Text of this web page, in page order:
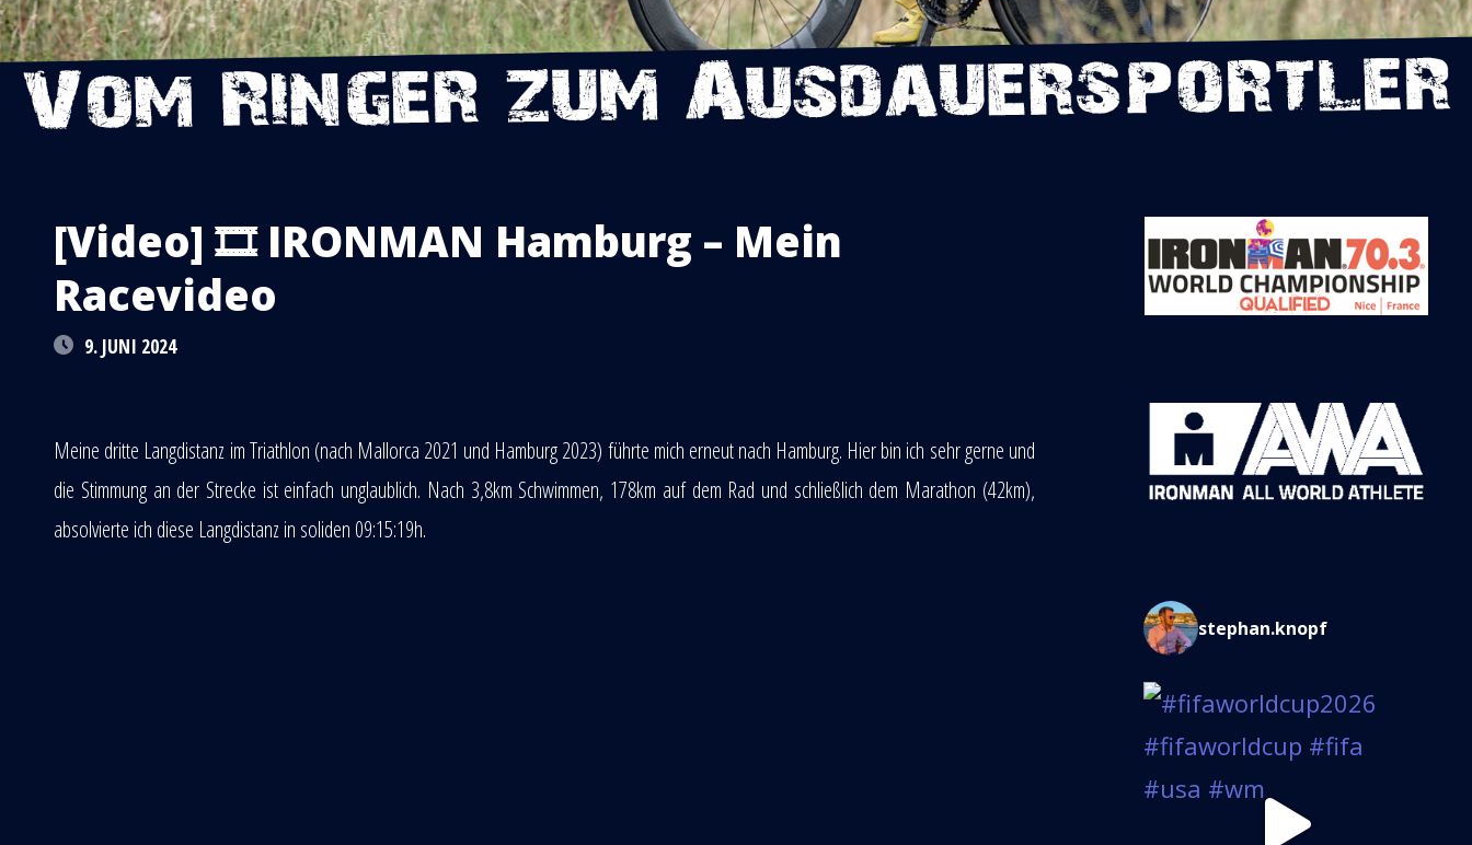
[Video] 🎞 IRONMAN Hamburg – Mein
Racevideo
9. JUNI 2024
Meine dritte Langdistanz im Triathlon (nach Mallorca 2021 und Hamburg 2023) führte mich erneut nach Hamburg. Hier bin ich sehr gerne und
die Stimmung an der Strecke ist einfach unglaublich. Nach 3,8km Schwimmen, 178km auf dem Rad und schließlich dem Marathon (42km),
absolvierte ich diese Langdistanz in soliden 09:15:19h.
stephan.knopf